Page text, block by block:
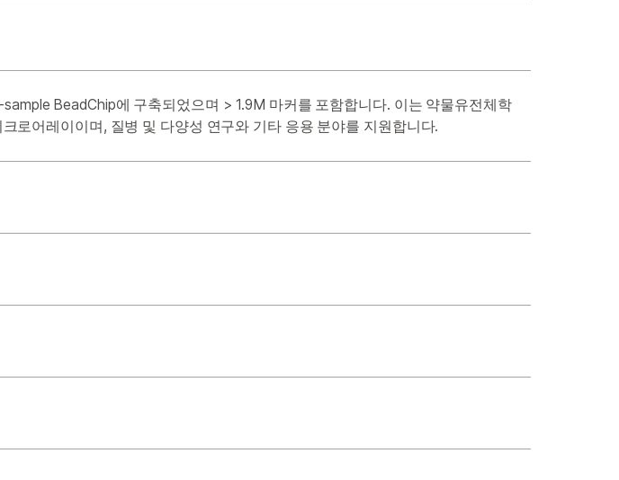
BeadChip에 구축되었으며 > 1.9M 마커를 포함합니다. 이는 약물유전체학
로어레이이며, 질병 및 다양성 연구와 기타 응용 분야를 지원합니다.